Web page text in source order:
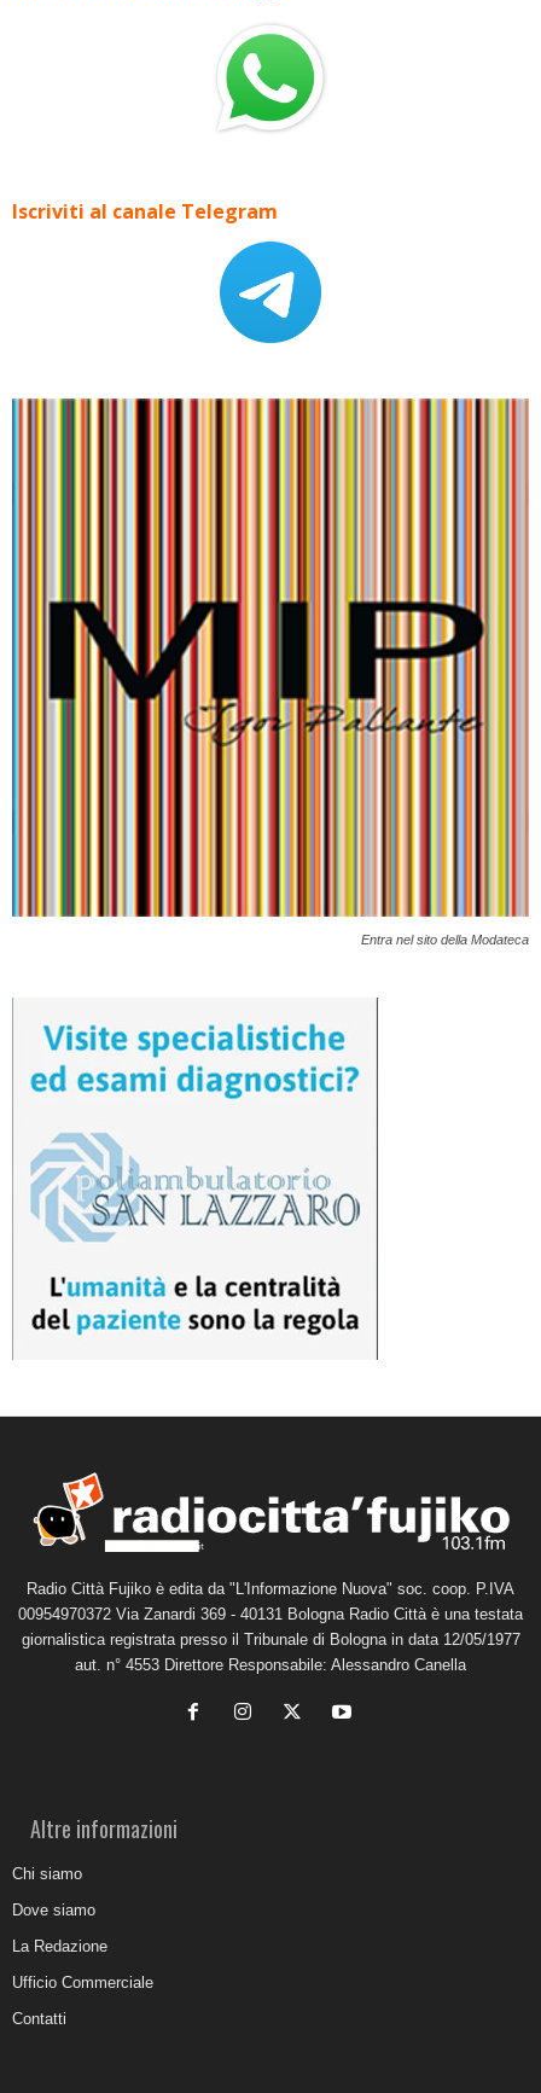
Iscriviti al canale Telegram
Entra nel sito della Modateca
Radio Città Fujiko è edita da "L'Informazione Nuova" soc. coop. P.IVA
00954970372 Via Zanardi 369 - 40131 Bologna Radio Città è una testata
giornalistica registrata presso il Tribunale di Bologna in data 12/05/1977
aut. n° 4553 Direttore Responsabile: Alessandro Canella
Altre informazioni
Chi siamo
Dove siamo
La Redazione
Ufficio Commerciale
Contatti